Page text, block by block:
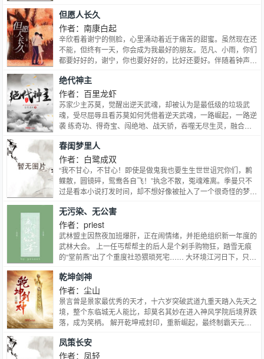
邮寄刀片，砍下手脚，换上义肢！ 绝对值呢？当然是绝对颜值
了，带在身上轻松变成天下第一帅！ 斗气化马，只要和别人斗
气，怒气值越高，化出来的马就越强，跑的越快，所以斗帝的
马，追不上斗者，因为他们喜怒不形于色。 改定义，定真理，
以学渣的眼光定义学霸世界。 且看一个学渣，如何逆袭，成为
但愿人长久
作者：南康白起
辛欣看着谢宁的侧脸，心里涌动着近于痛苦的甜蜜。虽然现在还
不能，但终有一天，你会成为我最好的朋友。范凡、小雨，你们
都要好好的，谢宁，你也要好好的，比好还要好。伴随着钟声，
但愿人长久……” 但愿人长久……南康大人，愿来世安稳
绝代神主
作者：百里龙虾
苏家少主苏莫，觉醒出逆天武魂，却被认为是最低级的垃圾武
魂，受尽屈辱且看苏莫如何凭借着逆天武魂，一路崛起，一路逆
袭 练奇功、得奇宝、闯绝地、战天骄，吞噬无尽生灵，融合诸
春闺梦里人
作者：白鹭成双
“我不甘心，不甘心！即使是做鬼我也要生生世世诅咒你们，鹣
鲽散，圆镜碎，鸳鸯各自飞！”执念不散，冤魂难离。季曼只不
过是看本小说打发时间，却不想好像被扯入了一个很奇怪的梦
女二再走一遍故事的发展结局。宅院深深的侯府，圣母玛利亚一
样的女主，无数恶毒的炮灰。皇家恩怨牵扯不休，后院争斗一人
不留。她一个注定没有好下场的女二，该怎么扭转命运？斗天斗
地花言巧语，骗老骗少满腹计算。看在她这么尽职尽责破坏男女
主关系发展的份上，能不能给她一条活路啊？
无污染、无公害
作者：priest
武林盟主因熬夜加班爆肝，正在闹情绪，并拒绝组织新一年度的
武林大会。 上一任丐帮帮主的后人是个剁手购物狂，踏雪无痕
的“堂前燕”出了个重度社恐猥琐死宅…… 大环境江河日下，只有
保健品，兢兢业业地扰乱着社会治安。
乾坤剑神
作者：尘山
景言曾是景家最优秀的天才，十六岁突破武道九重天踏入先天之
境，整个东临城无人能比，却莫名其妙在进入神风学院后境界跌
落，成为笑柄。 解开乾坤戒封印，重新崛起，最终制霸天元大
凤策长安
作者：凤轻